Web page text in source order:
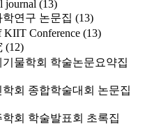
journal (13)
연구 논문집 (13)
KIIT Conference (13)
(12)
물학회 학술논문요약집
회 종합학술대회 논문집
회 학술발표회 초록집